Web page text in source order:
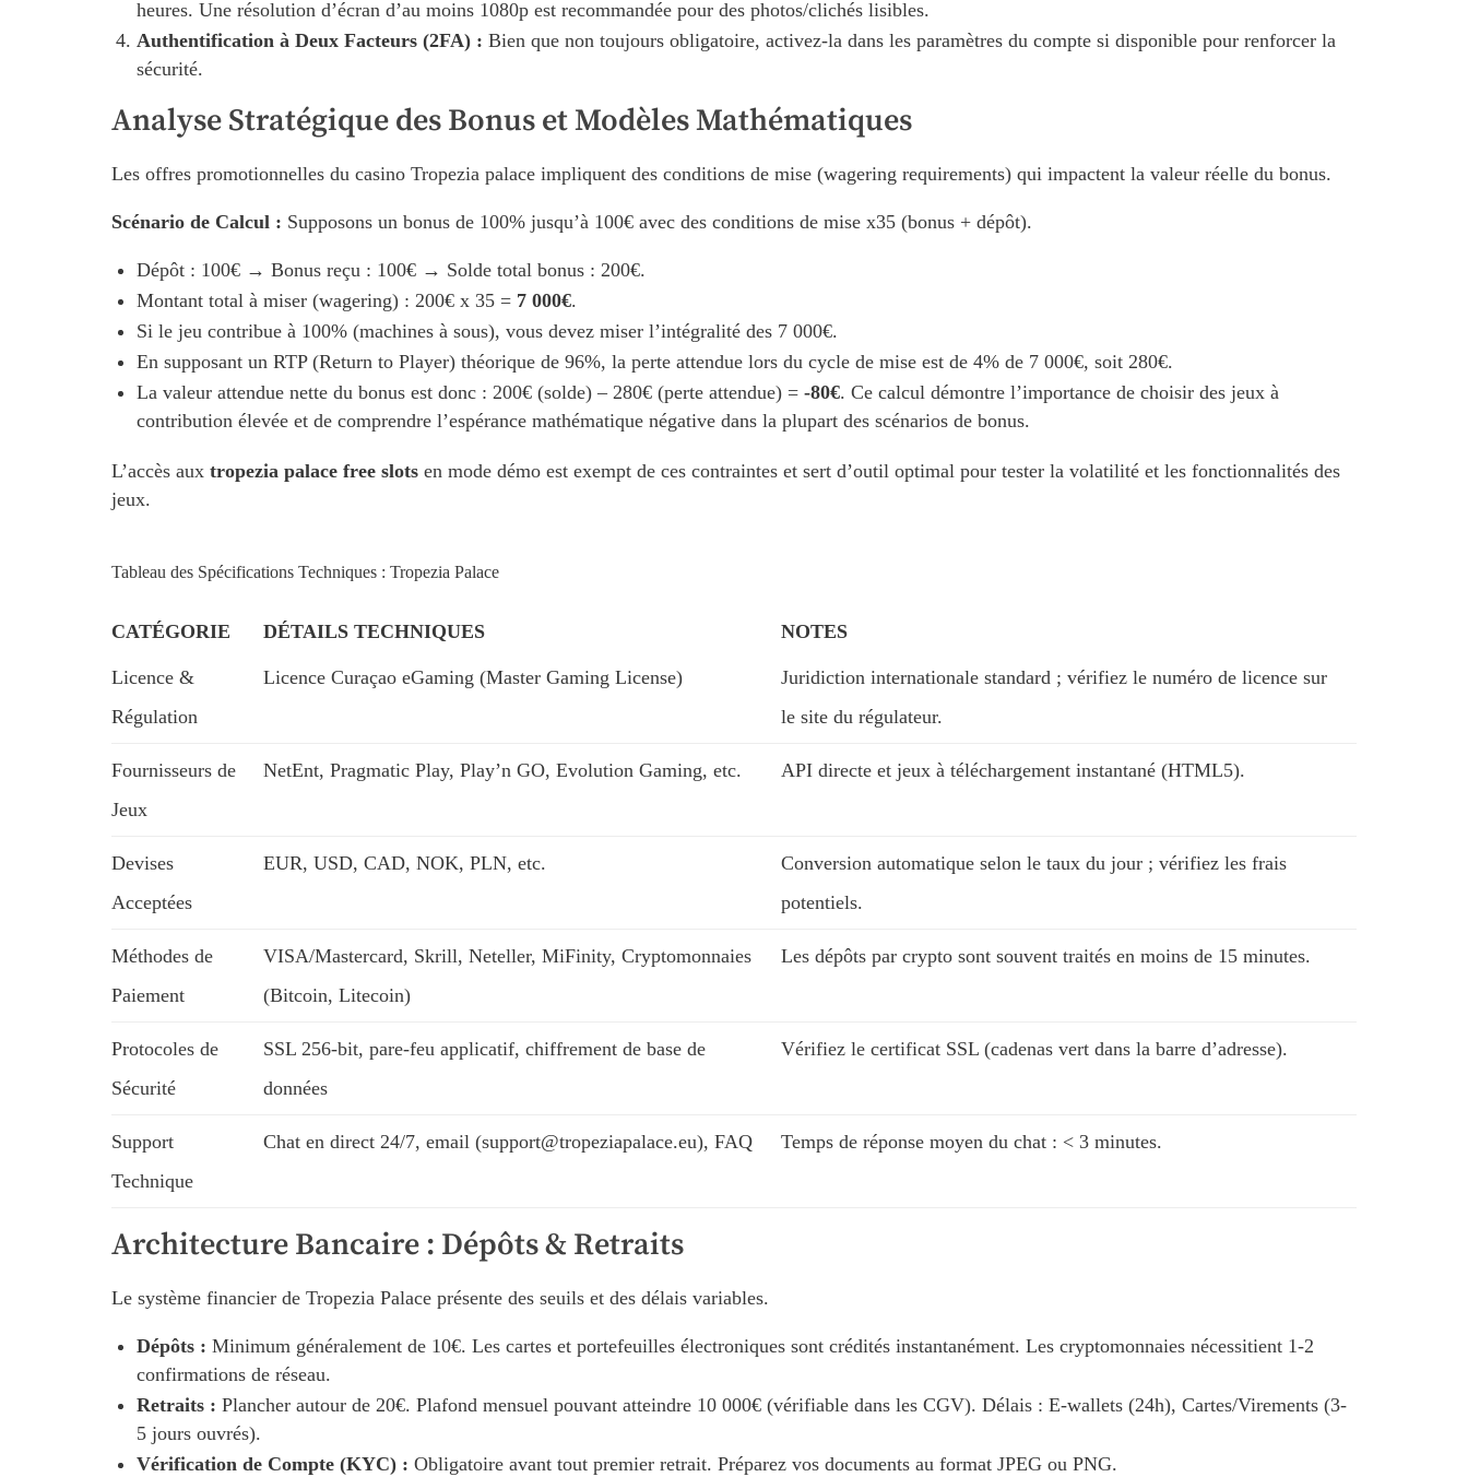
heures. Une résolution d’écran d’au moins 1080p est recommandée pour des photos/clichés lisibles.
Authentification à Deux Facteurs (2FA) : Bien que non toujours obligatoire, activez-la dans les paramètres du compte si disponible pour renforcer la
sécurité.
Analyse Stratégique des Bonus et Modèles Mathématiques
Les offres promotionnelles du casino Tropezia palace impliquent des conditions de mise (wagering requirements) qui impactent la valeur réelle du bonus.
Scénario de Calcul : Supposons un bonus de 100% jusqu’à 100€ avec des conditions de mise x35 (bonus + dépôt).
Dépôt : 100€ → Bonus reçu : 100€ → Solde total bonus : 200€.
Montant total à miser (wagering) : 200€ x 35 = 7 000€.
Si le jeu contribue à 100% (machines à sous), vous devez miser l’intégralité des 7 000€.
En supposant un RTP (Return to Player) théorique de 96%, la perte attendue lors du cycle de mise est de 4% de 7 000€, soit 280€.
La valeur attendue nette du bonus est donc : 200€ (solde) – 280€ (perte attendue) =-80€. Ce calcul démontre l’importance de choisir des jeux à
contribution élevée et de comprendre l’espérance mathématique négative dans la plupart des scénarios de bonus.
L’accès aux tropezia palace free slots en mode démo est exempt de ces contraintes et sert d’outil optimal pour tester la volatilité et les fonctionnalités des
jeux.
Tableau des Spécifications Techniques : Tropezia Palace
CATÉGORIE DÉTAILS TECHNIQUES NOTES
Licence &
Régulation
Licence Curaçao eGaming (Master Gaming License)
Juridiction internationale standard ; vérifiez le numéro de licence sur
le site du régulateur.
Fournisseurs de
Jeux
NetEnt, Pragmatic Play, Play’n GO, Evolution Gaming, etc. API directe et jeux à téléchargement instantané (HTML5).
Devises
Acceptées
EUR, USD, CAD, NOK, PLN, etc.
Conversion automatique selon le taux du jour ; vérifiez les frais
potentiels.
Méthodes de
Paiement
VISA/Mastercard, Skrill, Neteller, MiFinity, Cryptomonnaies
(Bitcoin, Litecoin)
Les dépôts par crypto sont souvent traités en moins de 15 minutes.
Protocoles de
Sécurité
SSL 256-bit, pare-feu applicatif, chiffrement de base de
données
Vérifiez le certificat SSL (cadenas vert dans la barre d’adresse).
Support
Technique
Chat en direct 24/7, email (support@tropeziapalace.eu), FAQ Temps de réponse moyen du chat : < 3 minutes.
Architecture Bancaire : Dépôts & Retraits
Le système financier de Tropezia Palace présente des seuils et des délais variables.
Dépôts : Minimum généralement de 10€. Les cartes et portefeuilles électroniques sont crédités instantanément. Les cryptomonnaies nécessitient 1-2
confirmations de réseau.
Retraits : Plancher autour de 20€. Plafond mensuel pouvant atteindre 10 000€ (vérifiable dans les CGV). Délais : E-wallets (24h), Cartes/Virements (3-
5 jours ouvrés).
Vérification de Compte (KYC) : Obligatoire avant tout premier retrait. Préparez vos documents au format JPEG ou PNG.